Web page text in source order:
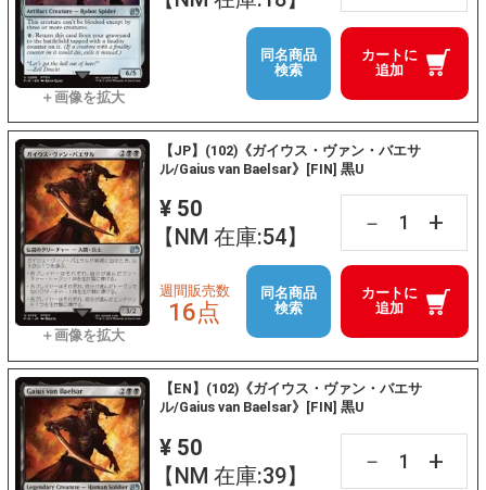
カートに
追加
同名商品
検索
【JP】(102)《ガイウス・ヴァン・バエサ
ル/Gaius van Baelsar》[FIN] 黒U
¥ 50
【NM 在庫:54】
－ +
カートに
追加
週間販売数
16点
同名商品
検索
【EN】(102)《ガイウス・ヴァン・バエサ
ル/Gaius van Baelsar》[FIN] 黒U
¥ 50
【NM 在庫:39】
－ +